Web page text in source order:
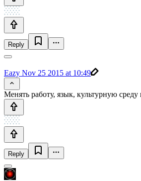
Reply
Eazy Nov 25 2015 at 10:49
Менять работу, язык, культурную среду
Reply